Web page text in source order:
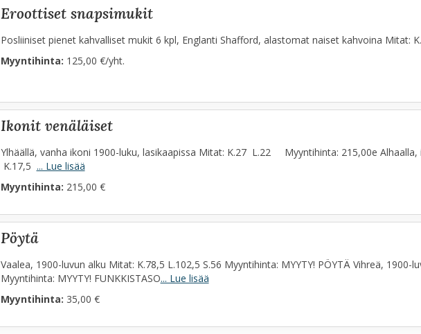
eroottiset snapsimukit
Posliiniset pienet kahvalliset mukit 6 kpl, Englanti Shafford, alastomat naiset kahvoina Mitat:
Myyntihinta: 125,00 €/yht.
ikonit venäläiset
Ylhäällä, vanha ikoni 1900-luku, lasikaapissa Mitat: K.27 L.22 Myyntihinta: 215,00e Alhaalla,
K.17,5 ... Lue lisää
Myyntihinta: 215,00 €
pöytä
Vaalea, 1900-luvun alku Mitat: K.78,5 L.102,5 S.56 Myyntihinta: MYYTY! PÖYTÄ Vihreä, 1900-
Myyntihinta: MYYTY! FUNKKISTASO... Lue lisää
Myyntihinta: 35,00 €